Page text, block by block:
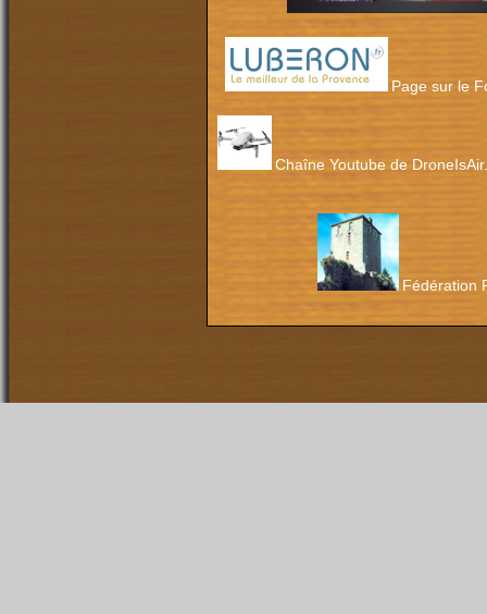
Page sur le
Chaîne Youtube de
Fédération